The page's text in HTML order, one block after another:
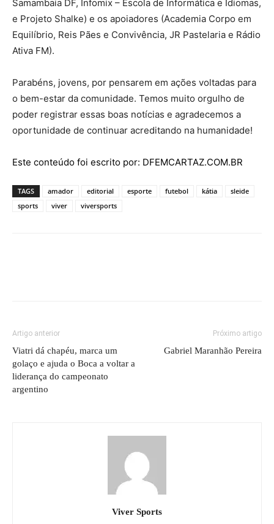
Samambaia DF, Infomix – Escola de Informática e Idiomas,
e Projeto Shalke) e os apoiadores (Academia Corpo em
Equilíbrio, Reis Pães e Convivência, JR Pastelaria e Rádio
Ativa FM).
Parabéns, jovens, por pensarem em ações voltadas para
o bem-estar da comunidade. Temos muito orgulho de
poder registrar essas boas notícias e agradecemos a
oportunidade de continuar acreditando na humanidade!
Este conteúdo foi escrito por: DFEMCARTAZ.COM.BR
TAGS amador editorial esporte futebol kátia
sleide
sports
viver viversports
Artigo anterior
Viatri dá chapéu, marca um
golaço e ajuda o Boca a voltar a
liderança do campeonato
argentino
Próximo artigo
Gabriel Maranhão Pereira
Viver Sports